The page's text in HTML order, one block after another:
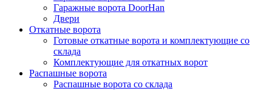
Гаражные ворота DoorHan
Двери
Откатные ворота
Готовые откатные ворота и комплектующие со
склада
Комплектующие для откатных ворот
Распашные ворота
Распашные ворота со склада